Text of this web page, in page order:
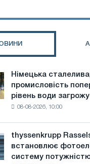
Німецька
промисловість
рівень води
08-08-2026, 10:00
thyssenkrupp
встановлює
систему